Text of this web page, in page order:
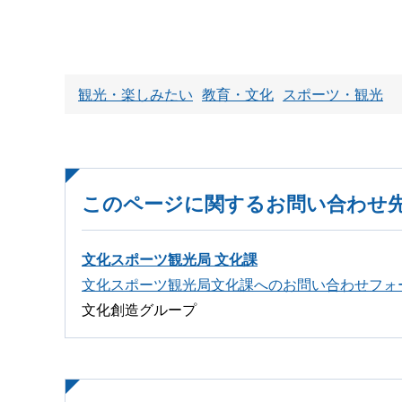
観光・楽しみたい 教育・文化 スポーツ・観光
このページに関するお問い合わせ
文化スポーツ観光局 文化課
文化スポーツ観光局文化課へのお問い合わせフォ
文化創造グループ